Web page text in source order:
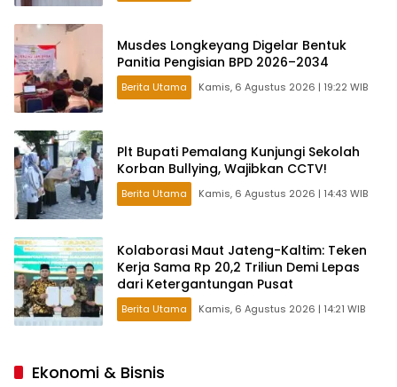
Musdes Longkeyang Digelar Bentuk
Panitia Pengisian BPD 2026–2034
Berita Utama Kamis, 6 Agustus 2026 | 19:22 WIB
Plt Bupati Pemalang Kunjungi Sekolah
Korban Bullying, Wajibkan CCTV!
Berita Utama Kamis, 6 Agustus 2026 | 14:43 WIB
Kolaborasi Maut Jateng-Kaltim: Teken
Kerja Sama Rp 20,2 Triliun Demi Lepas
dari Ketergantungan Pusat
Berita Utama Kamis, 6 Agustus 2026 | 14:21 WIB
Ekonomi & Bisnis